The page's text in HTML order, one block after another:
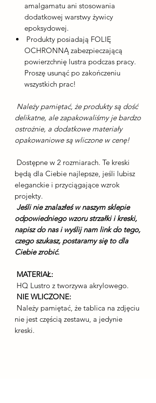
amalgamatu ani stosowania
dodatkowej warstwy żywicy
epoksydowej.
Produkty posiadają FOLIĘ
OCHRONNĄ zabezpieczającą
powierzchnię lustra podczas pracy.
Proszę usunąć po zakończeniu
wszystkich prac!
Należy pamiętać, że produkty są dość
delikatne, ale zapakowaliśmy je bardzo
ostrożnie, a dodatkowe materiały
opakowaniowe są wliczone w cenę!
Dostępne w 2 rozmiarach. Te kreski
będą dla Ciebie najlepsze, jeśli lubisz
eleganckie i przyciągające wzrok
projekty.
Jeśli nie znalazłeś w naszym sklepie
odpowiedniego wzoru strzałki i kreski,
napisz do nas i wyślij nam link do tego,
czego szukasz, postaramy się to dla
Ciebie zrobić.
MATERIAŁ:
HQ Lustro z tworzywa akrylowego.
NIE WLICZONE:
Należy pamiętać, że tablica na zdjęciu
nie jest częścią zestawu, a jedynie
kreski.